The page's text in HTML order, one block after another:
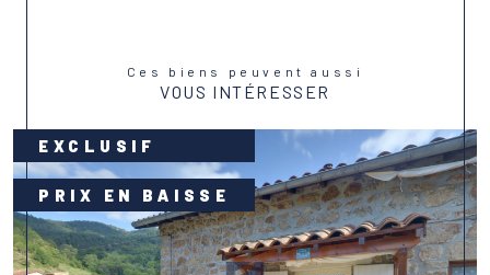
Ces biens peuvent aussi
VOUS INTÉRESSER
EXCLUSIF
PRIX EN BAISSE